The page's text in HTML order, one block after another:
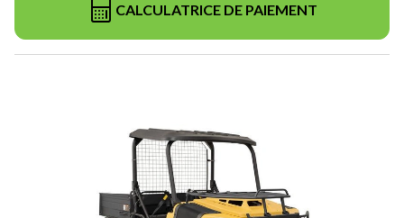
CALCULATRICE DE PAIEMENT